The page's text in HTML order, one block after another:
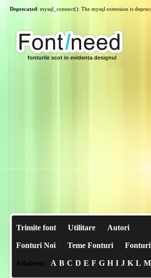
Deprecated: mysql_connect(): The mysql extension is
fonturile scot in evidenta designul
Trimite font Utilitare Autori
Fonturi Noi Teme Fonturi
Alfabetic: A B C D E F G H I J K L M